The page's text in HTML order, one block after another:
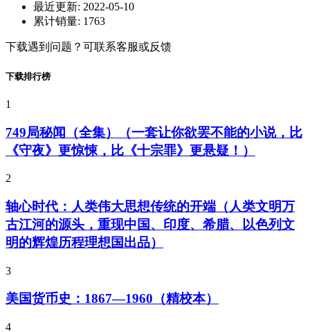
最近更新: 2022-05-10
累计销量: 1763
下载遇到问题？可联系客服或反馈
下载排行榜
1
749局秘闻（全集）（一套让你欲罢不能的小说，比
《守夜》更惊悚，比《十宗罪》更悬疑！）
2
轴心时代：人类伟大思想传统的开端（人类文明万
古江河的源头，重现中国、印度、希腊、以色列文
明的辉煌历程理想国出品）
3
美国货币史：1867—1960（精校本）
4